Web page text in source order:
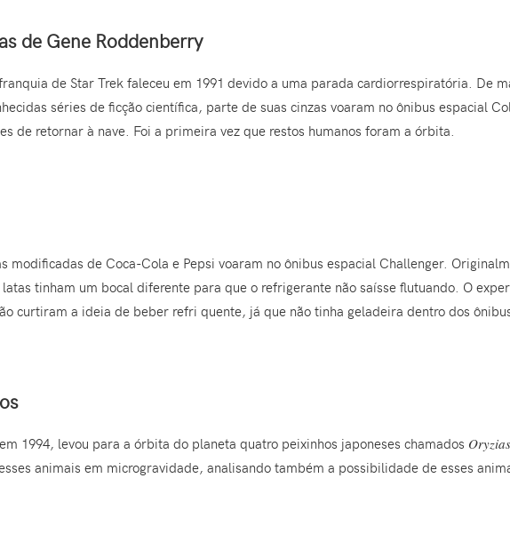
de Gene Roddenberry
de Star Trek faleceu em 1991 devido a uma parada cardiorrespiratória. De
séries de ficção científica, parte de suas cinzas voaram no ônibus espacial
de retornar à nave. Foi a primeira vez que restos humanos foram a órbita.
modificadas de Coca-Cola e Pepsi voaram no ônibus espacial Challenger.
tinham um bocal diferente para que o refrigerante não saísse flutuando. O
curtiram a ideia de beber refri quente, já que não tinha geladeira dentro dos
1994, levou para a órbita do planeta quatro peixinhos japoneses chamados
animais em microgravidade, analisando também a possibilidade de esses